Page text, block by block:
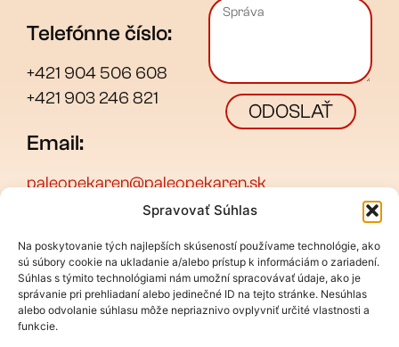
Spravovať Súhlas
Na poskytovanie tých najlepších skúseností používame technológie, ako
sú súbory cookie na ukladanie a/alebo prístup k informáciám o zariadení.
Súhlas s týmito technológiami nám umožní spracovávať údaje, ako je
správanie pri prehliadaní alebo jedinečné ID na tejto stránke. Nesúhlas
alebo odvolanie súhlasu môže nepriaznivo ovplyvniť určité vlastnosti a
funkcie.
Telefónne číslo:
+421 904 506 608
+421 903 246 821
Email:
paleopekaren@paleopekaren.sk
ODOSLAŤ